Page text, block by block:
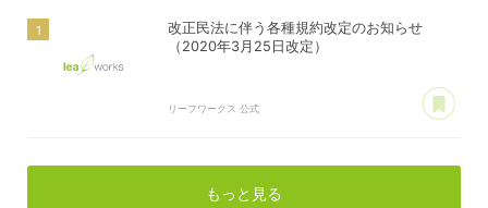
改正民法に伴う各種規約改定のお知らせ
（2020年3月25日改定）
リーフワークス 公式
もっと見る